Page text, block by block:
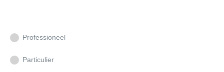
Professioneel
Particulier